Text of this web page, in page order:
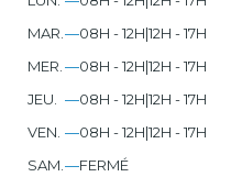
MAR.—08H - 12H|12H - 17H
MER.—08H - 12H|12H - 17H
JEU. —08H - 12H|12H - 17H
VEN. —08H - 12H|12H - 17H
SAM.—FERMÉ